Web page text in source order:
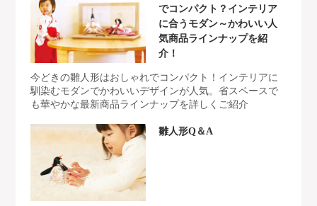
でコンパクト？インテリア
に合うモダン～かわいい人
気商品ラインナップを紹
介！
今どきの雛人形はおしゃれでコンパクト！インテリアに
馴染むモダンでかわいいデザインが人気。省スペースで
も華やかな最新商品ラインナップを詳しくご紹介
雛人形Q＆A